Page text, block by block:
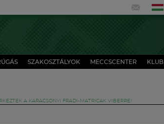
SZAKOSZTÁLYOK MECCSCENTER KLUB
A KARÁCSONYI FRADI-MATRICÁK VIBERRE!